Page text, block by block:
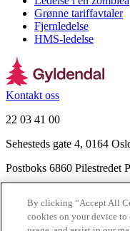
Grønne tariffavtaler
Fjernledelse
HMS-ledelse
Kontakt oss
22 03 41 00
Sehesteds gate 4, 0164
Postboks 6860 Pilestredet
Nyhetsbrev
By clicking “Accept All
cookies on your device to